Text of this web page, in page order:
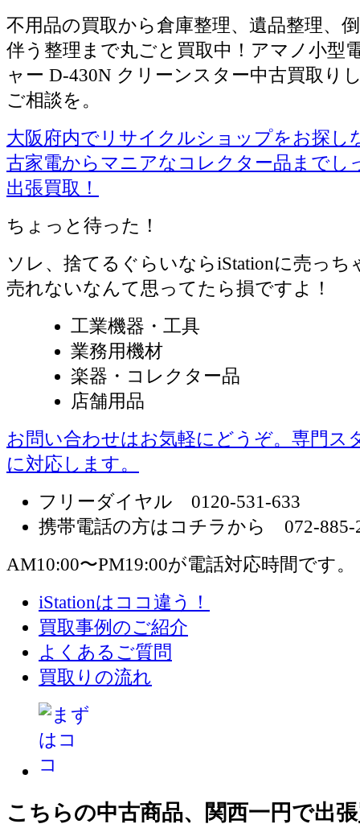
不用品の買取から倉庫整理、遺品整理、
伴う整理まで丸ごと買取中！アマノ小型
ャー D-430N クリーンスター中古買取り
ご相談を。
大阪府内でリサイクルショップをお探し
古家電からマニアなコレクター品までし
出張買取！
ちょっと待った！
ソレ、捨てるぐらいならiStationに売っち
売れないなんて思ってたら損ですよ！
工業機器・工具
業務用機材
楽器・コレクター品
店舗用品
お問い合わせはお気軽にどうぞ。専門ス
に対応します。
フリーダイヤル 0120-531-633
携帯電話の方はコチラから 072-885-
AM10:00〜PM19:00が電話対応時間です。
iStationはココ違う！
買取事例のご紹介
よくあるご質問
買取りの流れ
こちらの中古商品、関西一円で出